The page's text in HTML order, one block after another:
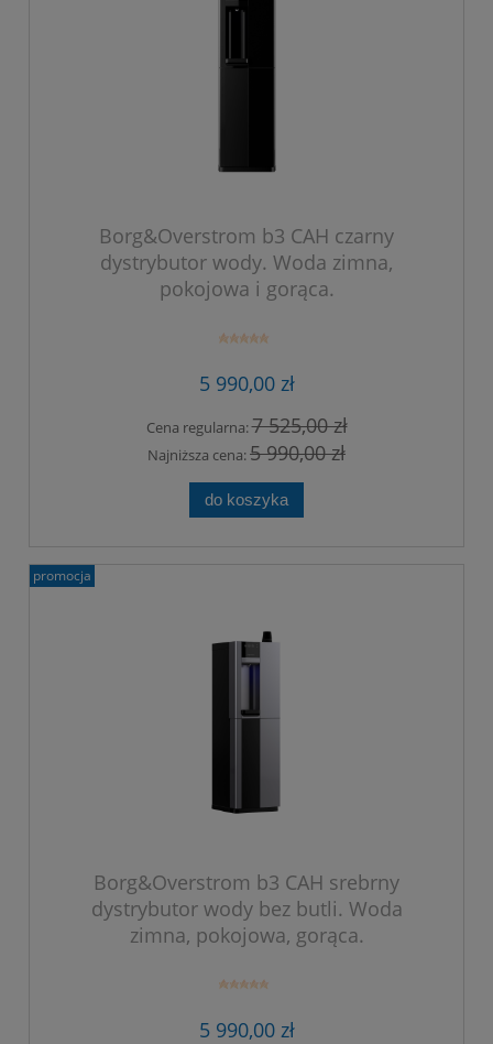
Borg&Overstrom b3 CAH czarny
dystrybutor wody. Woda zimna,
pokojowa i gorąca.
5 990,00 zł
Cena regularna:7 525,00 zł
Najniższa cena:5 990,00 zł
do koszyka
Borg&Overstrom b3 CAH srebrny
dystrybutor wody bez butli. Woda
zimna, pokojowa, gorąca.
5 990,00 zł
promocja